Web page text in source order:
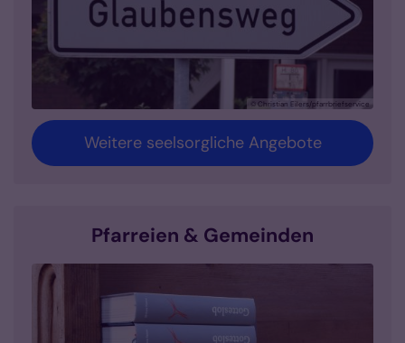
© Christian Eilers/pfarrbriefservice
Weitere seelsorgliche Angebote
Pfarreien & Gemeinden